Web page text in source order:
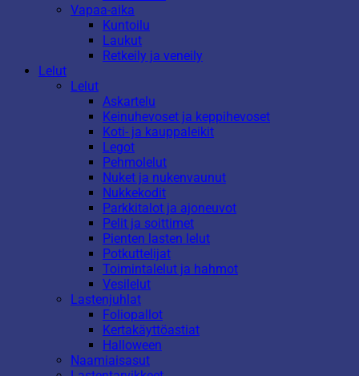
Vapaa-aika
Kuntoilu
Laukut
Retkeily ja veneily
Lelut
Lelut
Askartelu
Keinuhevoset ja keppihevoset
Koti- ja kauppaleikit
Legot
Pehmolelut
Nuket ja nukenvaunut
Nukkekodit
Parkkitalot ja ajoneuvot
Pelit ja soittimet
Pienten lasten lelut
Potkuttelijat
Toimintalelut ja hahmot
Vesilelut
Lastenjuhlat
Foliopallot
Kertakäyttöastiat
Halloween
Naamiaisasut